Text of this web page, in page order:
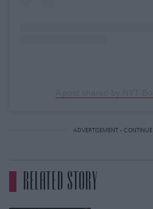
ADVERTISEMENT -
RELATED STORY